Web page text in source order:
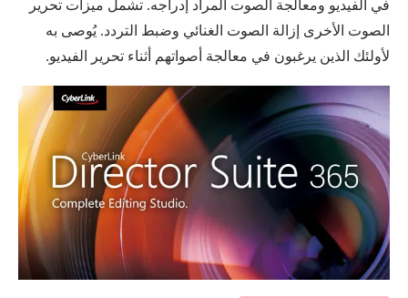
في الفيديو ومعالجة الصوت المراد إدراجه. تشمل ميزات تحرير
الصوت الأخرى إزالة الصوت الغنائي وضبط التردد. يُوصى به
لأولئك الذين يرغبون في معالجة أصواتهم أثناء تحرير الفيديو.